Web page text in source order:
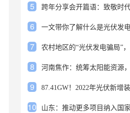
5
6 一文带你了解什么是光伏发
7
8
9
10